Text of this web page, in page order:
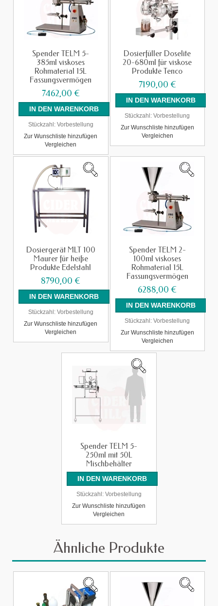
Spender TELM 5-
385ml viskoses
Rohmaterial 15L
Fassungsvermögen
7462,00 €
Stückzahl: Vorbestellung
Zur Wunschliste hinzufügen
Vergleichen
Dosierfüller Doselite
20-680ml für viskose
Produkte Tenco
7190,00 €
Stückzahl: Vorbestellung
Zur Wunschliste hinzufügen
Vergleichen
Dosiergerät MLT 100
Maurer für heiße
Produkte Edelstahl
8790,00 €
Stückzahl: Vorbestellung
Zur Wunschliste hinzufügen
Vergleichen
Spender TELM 2-
100ml viskoses
Rohmaterial 15L
Fassungsvermögen
6288,00 €
Stückzahl: Vorbestellung
Zur Wunschliste hinzufügen
Vergleichen
Spender TELM 5-
250ml mit 50L
Mischbehälter
Stückzahl: Vorbestellung
Zur Wunschliste hinzufügen
Vergleichen
Ähnliche Produkte